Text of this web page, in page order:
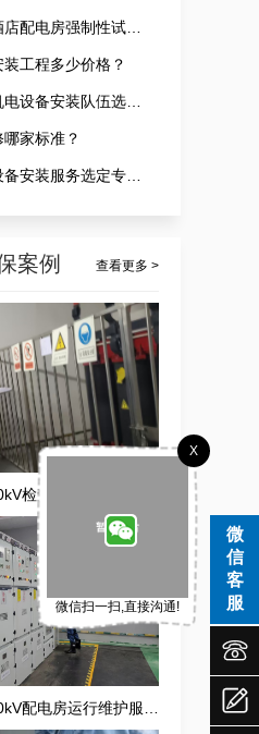
工程多少价格？
家标准？
案例 查看更多 >
微
信
客
服
X
微信扫一扫,直接沟通!


